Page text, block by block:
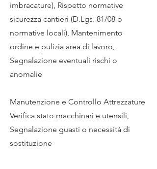
imbracature), Rispetto normative
sicurezza cantieri (D.Lgs. 81/08 o
normative locali), Mantenimento
ordine e pulizia area di lavoro,
Segnalazione eventuali rischi o
anomalie
Manutenzione e Controllo Attrezzature
Verifica stato macchinari e utensili,
Segnalazione guasti o necessità di
sostituzione